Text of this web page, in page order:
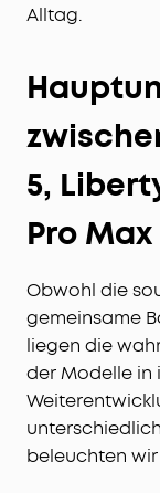
Alltag.
5,
Pro Max
Obwohl die
gemeinsame
liegen die
der Modelle in
beleuchten